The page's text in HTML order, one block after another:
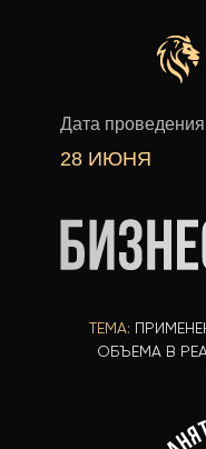
ТЕМА:
ОБЪЕМА В
28 ИЮНЯ
Дата